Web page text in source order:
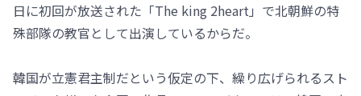
日に初回が放送された「The king 2heart」で北朝鮮の特
殊部隊の教官として出演しているからだ。
韓国が立憲君主制だという仮定の下、繰り広げられるスト